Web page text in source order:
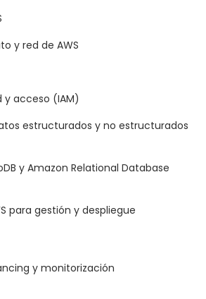
y red de AWS
y acceso (IAM)
estructurados y no estructurados
y Amazon Relational Database
para gestión y despliegue
y monitorización